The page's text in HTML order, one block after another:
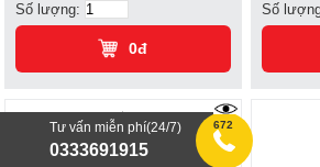
Số lượng:
0đ
Số
672
Tư vấn miễn phí(24/7)
0333691915